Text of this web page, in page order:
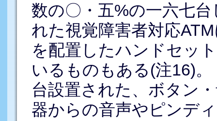
数の〇・五%の一六七
れた視覚障害者対応
を配置したハンドセッ
いるものもある(注16)
台設置された、ボタン
器からの音声やピンデ